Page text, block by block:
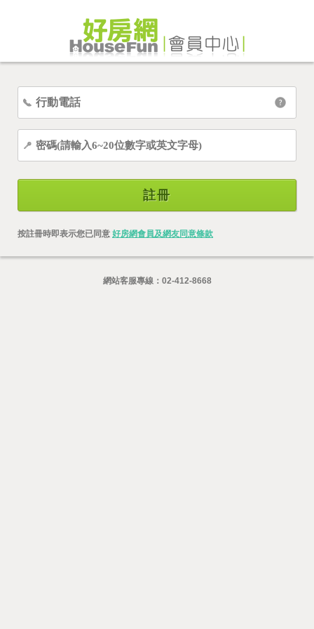
註冊
按註冊時即表示您已同意 好房網會員及網友同意條款
網站客服專線： 02-412-8668